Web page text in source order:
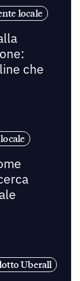
locale
che
Uberall